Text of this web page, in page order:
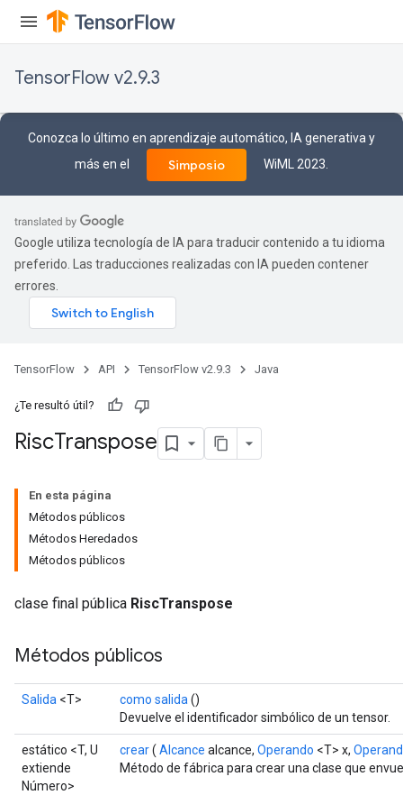
TensorFlow v2.9.3
Conozca lo último en aprendizaje automático, IA generativa y
más en el
Simposio WiML 2023.
Google utiliza tecnología de IA para traducir contenido a tu idioma
preferido. Las traducciones realizadas con IA pueden contener
errores.
TensorFlow API TensorFlow v2.9.3 Java
¿Te resultó útil?
RiscTranspose
En esta página
Métodos públicos
Métodos Heredados
Métodos públicos
clase final pública RiscTranspose
Métodos públicos
Salida <T> como salida ()
Devuelve el identificador simbólico de un tensor.
estático <T, U
extiende
Número>
crear( Alcance alcance, Operando <T> x,
Método de fábrica para crear una clase que